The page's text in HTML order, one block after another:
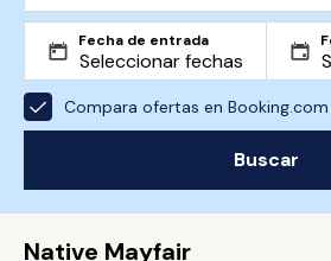
Fecha de entrada
Compara ofertas en Booking.com
Buscar
Native Mayfair